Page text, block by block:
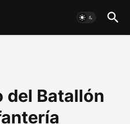
del Batallón